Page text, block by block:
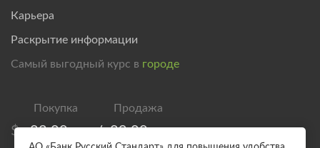
Карьера
Раскрытие информации
Самый выгодный курс в городе
$ 83,00 / 89,00